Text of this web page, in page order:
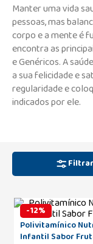
Manter uma vida
pessoas, mas
corpo e a mente é
encontra as
e Genéricos. A
a sua felicidade e
regularidade e
indicados por ele.
Filtrar
-12%
Polivitamínico
Infantil Sabor